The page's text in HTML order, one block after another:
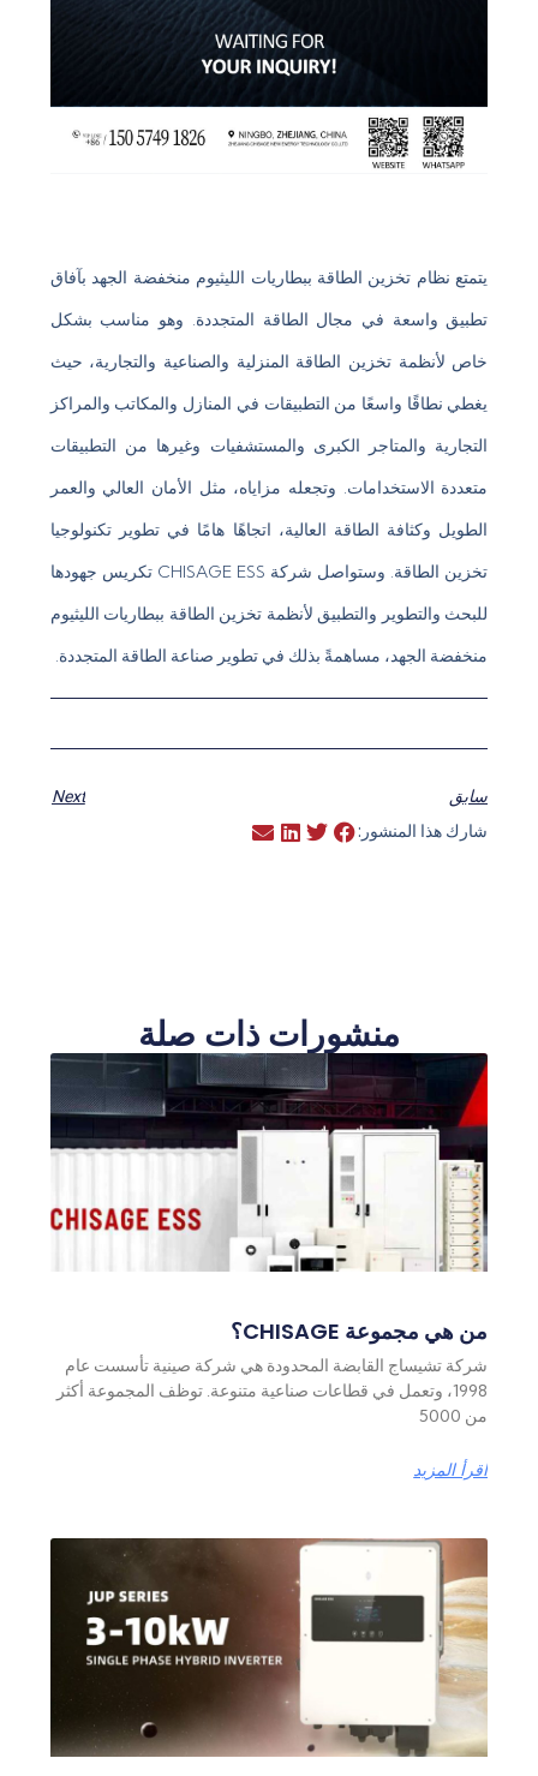
يتمتع نظام تخزين الطاقة ببطاريات الليثيوم منخفضة الجهد بآفاق
تطبيق واسعة في مجال الطاقة المتجددة. وهو مناسب بشكل
خاص لأنظمة تخزين الطاقة المنزلية والصناعية والتجارية، حيث
يغطي نطاقًا واسعًا من التطبيقات في المنازل والمكاتب والمراكز
التجارية والمتاجر الكبرى والمستشفيات وغيرها من التطبيقات
متعددة الاستخدامات. وتجعله مزاياه، مثل الأمان العالي والعمر
الطويل وكثافة الطاقة العالية، اتجاهًا هامًا في تطوير تكنولوجيا
تخزين الطاقة. وستواصل شركة CHISAGE ESS تكريس جهودها
للبحث والتطوير والتطبيق لأنظمة تخزين الطاقة ببطاريات الليثيوم
منخفضة الجهد، مساهمةً بذلك في تطوير صناعة الطاقة المتجددة.
شارك هذا المنشور:
منشورات ذات صلة
من هي مجموعة CHISAGE؟
شركة تشيساج القابضة المحدودة هي شركة صينية تأسست عام
1998، وتعمل في قطاعات صناعية متنوعة. توظف المجموعة أكثر
اقرأ المزيد